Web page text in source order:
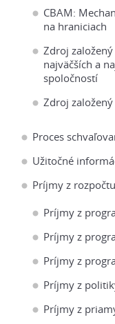
CBAM:
na hraniciach
Zdroj
najväčších a
spoločností
Zdroj založený
Proces
Užitočné
Príjmy z
Príjmy z
Príjmy z
Príjmy z
Príjmy z
Príjmy z